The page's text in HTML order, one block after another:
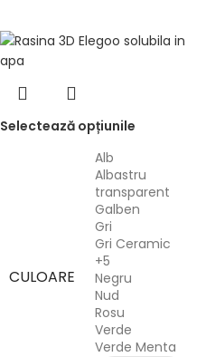
Selectează opțiunile
CULOARE
Alb
Albastru
transparent
Galben
Gri
Gri Ceramic
+5
Negru
Nud
Rosu
Verde
Verde Menta